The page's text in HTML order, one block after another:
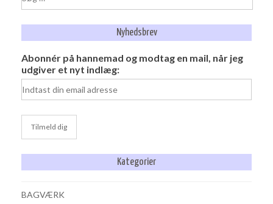
efter:
Nyhedsbrev
Abonnér på hannemad og modtag en mail, når jeg
udgiver et nyt indlæg:
Kategorier
BAGVÆRK